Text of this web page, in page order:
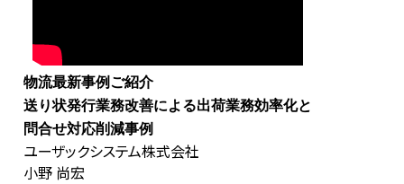
物流最新事例ご紹介
送り状発行業務改善による出荷業務効率化と
問合せ対応削減事例
ユーザックシステム株式会社
小野 尚宏